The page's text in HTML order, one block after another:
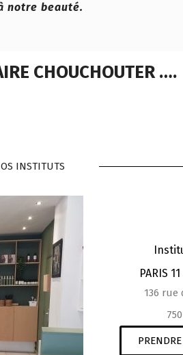
notre beauté.
CHOUCHOUTER ….
INSTITUTS
PARIS
136 rue